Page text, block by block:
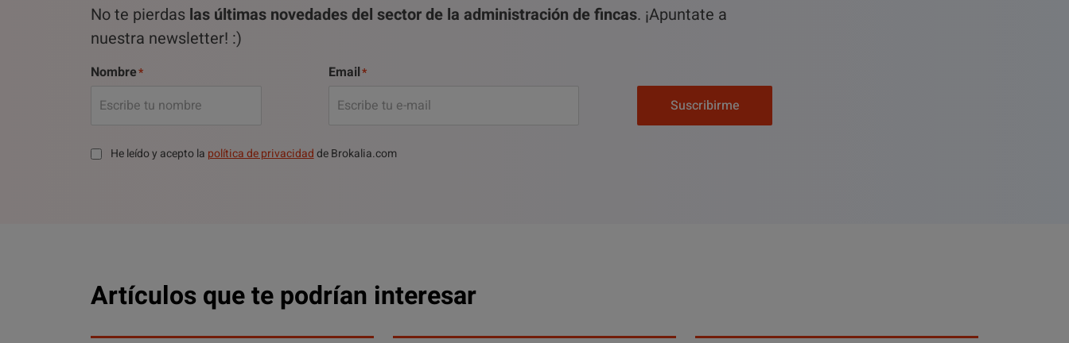
No te pierdas las últimas novedades del sector de la administración de fincas. ¡Apuntate a
nuestra newsletter! :)
Nombre
Email
Suscribirme
He leído y acepto la política de privacidadde Brokalia.com
Artículos que te podrían interesar